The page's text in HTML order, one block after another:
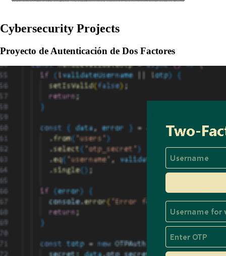
Cybersecurity Projects
Proyecto de Autenticación de Dos Factores